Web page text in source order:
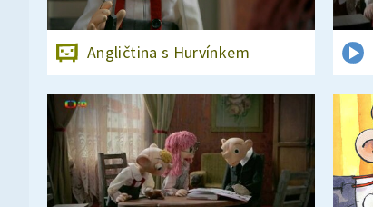
Angličtina s Hurvínkem